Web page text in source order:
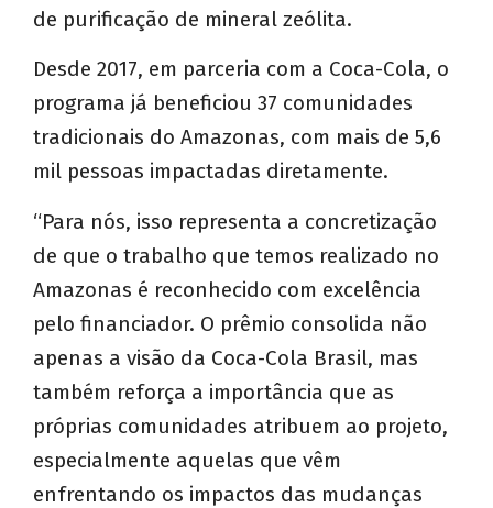
de purificação de mineral zeólita.
Desde 2017, em parceria com a Coca-Cola, o
programa já beneficiou 37 comunidades
tradicionais do Amazonas, com mais de 5,6
mil pessoas impactadas diretamente.
“Para nós, isso representa a concretização
de que o trabalho que temos realizado no
Amazonas é reconhecido com excelência
pelo financiador. O prêmio consolida não
apenas a visão da Coca-Cola Brasil, mas
também reforça a importância que as
próprias comunidades atribuem ao projeto,
especialmente aquelas que vêm
enfrentando os impactos das mudanças